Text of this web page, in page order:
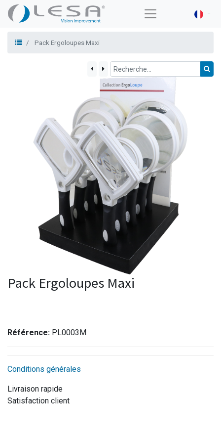
Pack Ergoloupes Maxi
Pack Ergoloupes Maxi
Référence: PL0003M
Conditions générales
Livraison rapide
Satisfaction client